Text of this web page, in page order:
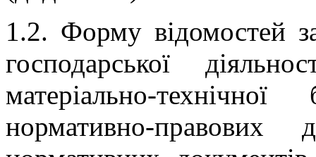
1.2. Форму відомостей
господарської
матеріально-
нормативно-